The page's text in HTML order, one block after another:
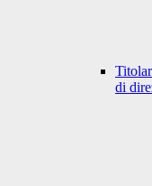
di